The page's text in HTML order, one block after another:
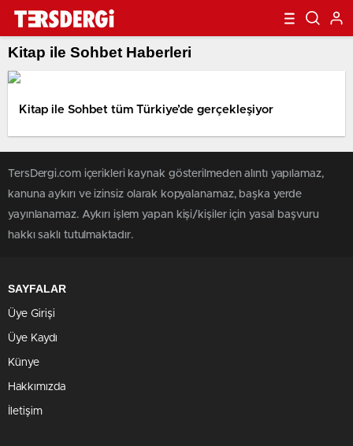
Kitap ile Sohbet Haberleri
Kitap ile Sohbet tüm Türkiye’de gerçekleşiyor
TersDergi.com içerikleri kaynak gösterilmeden alıntı yapılamaz,
kanuna aykırı ve izinsiz olarak kopyalanamaz, başka yerde
yayınlanamaz. Aykırı işlem yapan kişi/kişiler için yasal başvuru
hakkı saklı tutulmaktadır.
SAYFALAR
Üye Girişi
Üye Kaydı
Künye
Hakkımızda
İletişim